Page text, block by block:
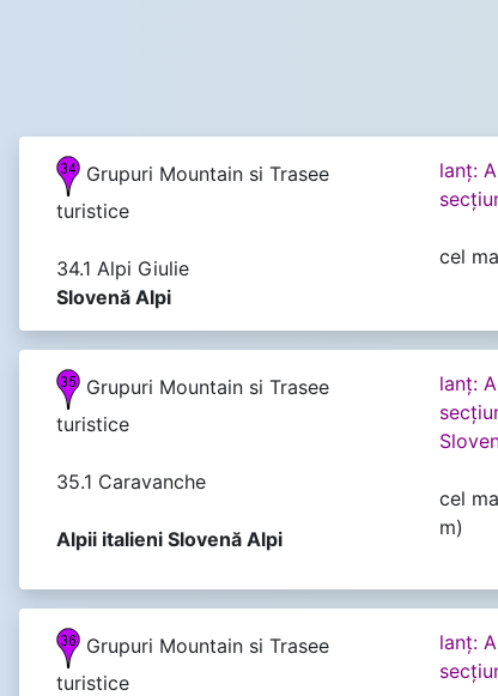
Grupuri Mountain si Trasee
turistice
34.1 Alpi Giulie
Slovenă Alpi
lanţ:
cel
Grupuri Mountain si Trasee
turistice
35.1 Caravanche
Alpii italieni Slovenă Alpi
lanţ:
cel
m)
Grupuri Mountain si Trasee
turistice
lanţ: